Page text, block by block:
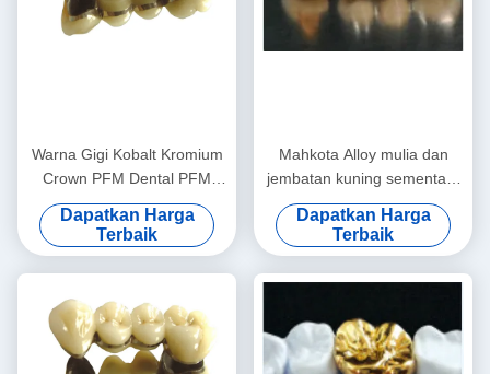
Warna Gigi Kobalt Kromium
Crown PFM Dental PFM
Tinggi
Dapatkan Harga
Terbaik
Mahkota Alloy mulia dan
jembatan kuning sementara
mahkota
Dapatkan Harga
Terbaik